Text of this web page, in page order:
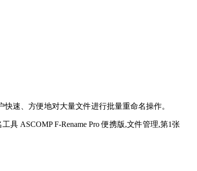
速、方便地对大量文件进行批量重命名操作。